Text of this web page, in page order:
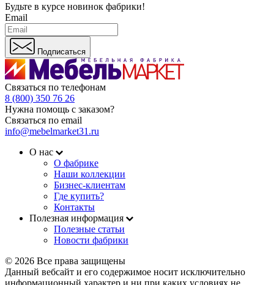
Будьте в курсе новинок фабрики!
Email
Подписаться
Связаться по телефонам
8 (800) 350 76 26
Нужна помощь с заказом?
Связаться по email
info@mebelmarket31.ru
О нас
О фабрике
Наши коллекции
Бизнес-клиентам
Где купить?
Контакты
Полезная информация
Полезные статьи
Новости фабрики
© 2026 Все права защищены
Данный вебсайт и его содержимое носит исключительно